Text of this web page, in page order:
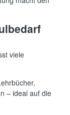
viele
– ideal auf die